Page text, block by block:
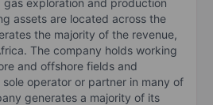
assets are located across the
the majority of the revenue,
The company holds working
and offshore fields and
operator or partner in many of
generates a majority of its